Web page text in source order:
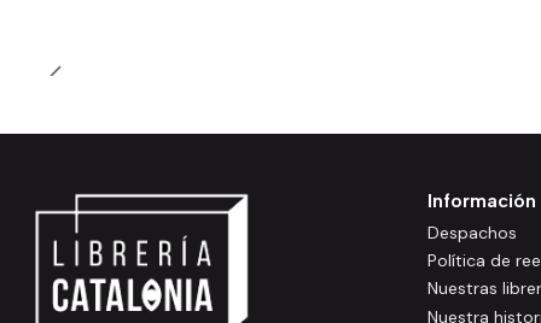
Información
Despachos
Política de
Nuestras
Nuestra